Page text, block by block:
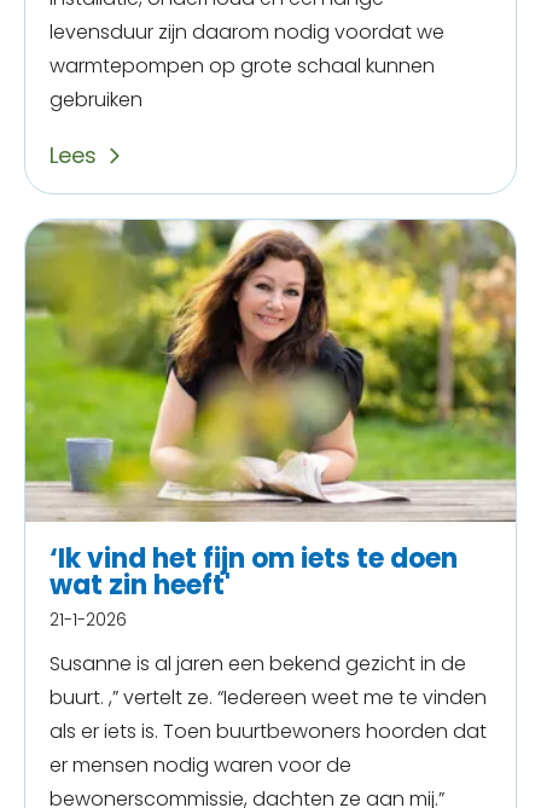
levensduur zijn daarom nodig voordat we
warmtepompen op grote schaal kunnen
gebruiken
Lees
‘Ik vind het fijn om iets te doen
wat zin heeft'
21-1-2026
Susanne is al jaren een bekend gezicht in de
buurt. ,” vertelt ze. “Iedereen weet me te vinden
als er iets is. Toen buurtbewoners hoorden dat
er mensen nodig waren voor de
bewonerscommissie, dachten ze aan mij.”